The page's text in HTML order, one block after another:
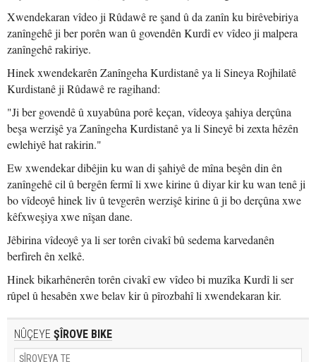
Xwendekaran vîdeo ji Rûdawê re şand û da zanîn ku birêvebiriya
zanîngehê ji ber porên wan û govendên Kurdî ev vîdeo ji malpera
zanîngehê rakiriye.
Hinek xwendekarên Zanîngeha Kurdistanê ya li Sineya Rojhilatê
Kurdistanê ji Rûdawê re ragihand:
"Ji ber govendê û xuyabûna porê keçan, vîdeoya şahiya derçûna
beşa werzişê ya Zanîngeha Kurdistanê ya li Sineyê bi zexta hêzên
ewlehiyê hat rakirin."
Ew xwendekar dibêjin ku wan di şahiyê de mîna beşên din ên
zanîngehê cil û bergên fermî li xwe kirine û diyar kir ku wan tenê ji
bo vîdeoyê hinek liv û tevgerên werzişê kirine û ji bo derçûna xwe
kêfxweşiya xwe nîşan dane.
Jêbirina vîdeoyê ya li ser torên civakî bû sedema karvedanên
berfireh ên xelkê.
Hinek bikarhênerên torên civakî ew vîdeo bi muzîka Kurdî li ser
rûpel û hesabên xwe belav kir û pîrozbahî li xwendekaran kir.
NÛÇEYE ŞÎROVE BIKE